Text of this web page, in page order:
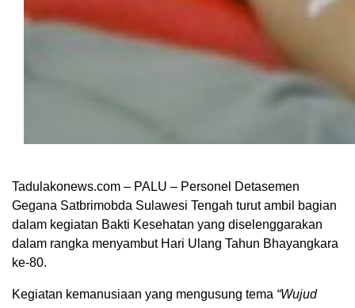
Tadulakonews.com – PALU – Personel Detasemen
Gegana Satbrimobda Sulawesi Tengah turut ambil bagian
dalam kegiatan Bakti Kesehatan yang diselenggarakan
dalam rangka menyambut Hari Ulang Tahun Bhayangkara
ke-80.
Kegiatan kemanusiaan yang mengusung tema “Wujud